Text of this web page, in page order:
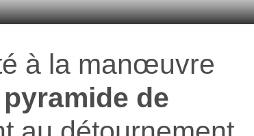
à la manœuvre
pyramide de